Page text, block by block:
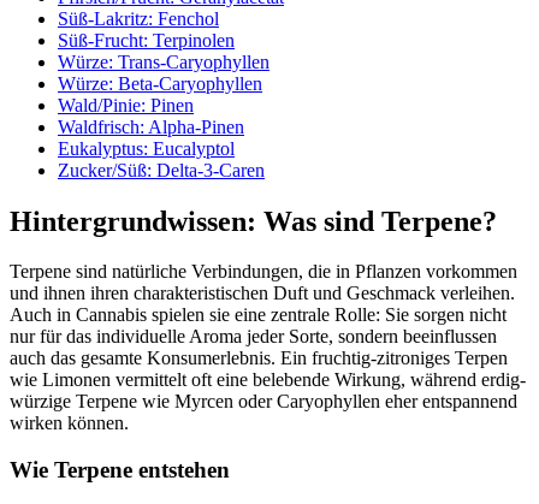
Süß-Lakritz: Fenchol
Süß-Frucht: Terpinolen
Würze: Trans-Caryophyllen
Würze: Beta-Caryophyllen
Wald/Pinie: Pinen
Waldfrisch: Alpha-Pinen
Eukalyptus: Eucalyptol
Zucker/Süß: Delta-3-Caren
Hintergrundwissen: Was sind Terpene?
Terpene sind natürliche Verbindungen, die in Pflanzen vorkommen
und ihnen ihren charakteristischen Duft und Geschmack verleihen.
Auch in Cannabis spielen sie eine zentrale Rolle: Sie sorgen nicht
nur für das individuelle Aroma jeder Sorte, sondern beeinflussen
auch das gesamte Konsumerlebnis. Ein fruchtig-zitroniges Terpen
wie Limonen vermittelt oft eine belebende Wirkung, während erdig-
würzige Terpene wie Myrcen oder Caryophyllen eher entspannend
wirken können.
Wie Terpene entstehen